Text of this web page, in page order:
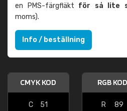
en PMS-färgfläkt för så lite
moms).
Info / beställning
CMYK KOD
C
51
RGB KOD
R
89